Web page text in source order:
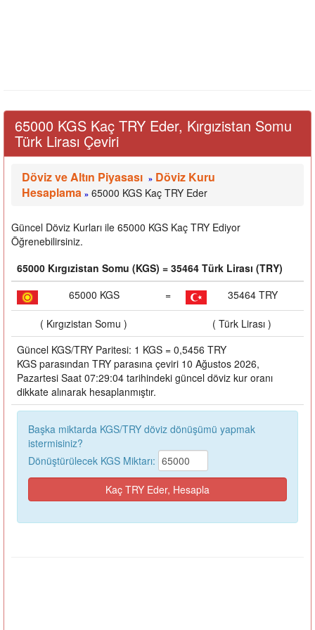
65000 KGS Kaç TRY Eder, Kırgızistan Somu
Türk Lirası Çeviri
Döviz ve Altın Piyasası » Döviz Kuru
Hesaplama » 65000 KGS Kaç TRY Eder
Güncel Döviz Kurları ile 65000 KGS Kaç TRY Ediyor
Öğrenebilirsiniz.
65000 Kırgızistan Somu (KGS) = 35464 Türk Lirası (TRY)
65000 KGS
= 35464 TRY
( Kırgızistan Somu )
( Türk Lirası )
Güncel KGS/TRY Paritesi: 1 KGS = 0,5456 TRY
KGS parasından TRY parasına çeviri 10 Ağustos 2026,
Pazartesi Saat 07:29:04 tarihindeki güncel döviz kur oranı
dikkate alınarak hesaplanmıştır.
Başka miktarda KGS/TRY döviz dönüşümü yapmak
istermisiniz?
Dönüştürülecek KGS Miktarı: